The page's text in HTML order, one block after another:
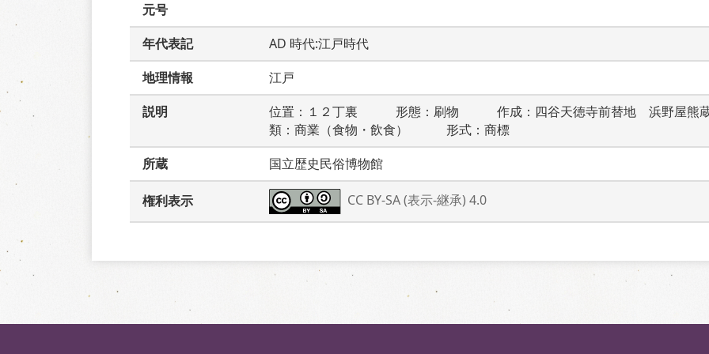
元号
年代表記
AD 時代:江戸時代
地理情報
江戸
説明
位置：１２丁裏　　　形態：刷物　　　作成：四谷天徳寺前替地　浜野屋熊
類：商業（食物・飲食）　　　形式：商標
所蔵
国立歴史民俗博物館
権利表示 CC BY-SA (表示-継承) 4.0